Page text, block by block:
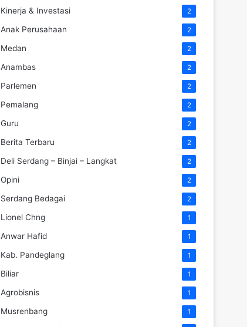
Kinerja & Investasi 2
Anak Perusahaan 2
Medan 2
Anambas 2
Parlemen 2
Pemalang 2
Guru 2
Berita Terbaru 2
Deli Serdang – Binjai – Langkat 2
Opini 2
Serdang Bedagai 2
Lionel Chng 1
Anwar Hafid 1
Kab. Pandeglang 1
Biliar 1
Agrobisnis 1
Musrenbang 1